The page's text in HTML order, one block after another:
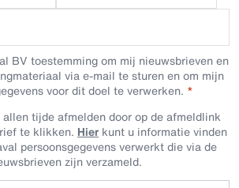
BV toestemming om mij nieuwsbrieven en
via e-mail te sturen en om mijn
voor dit doel te verwerken.
tijde afmelden door op de afmeldlink
te klikken. Hier kunt u informatie vinden
persoonsgegevens verwerkt die via de
zijn verzameld.